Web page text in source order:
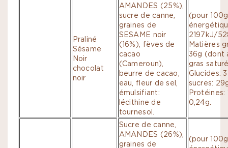
Praliné
Sésame
Noir
chocolat
noir
AMANDES (25%),
sucre de canne,
graines de
SESAME noir
(16%), fèves de
cacao
(Cameroun),
beurre de cacao,
eau, fleur de sel,
émulsifiant:
lécithine de
tournesol.
(pour
2197kJ/
Matières
36g (dont
gras
Glucides:
sucres:
Protéines:
0,24g.
Sucre de canne,
AMANDES (26%),
graines de
(pour